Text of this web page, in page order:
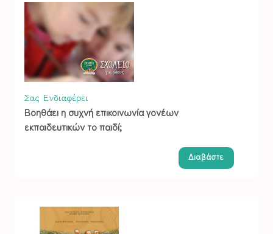
Σας Ενδιαφέρει
Βοηθάει η συχνή επικοινωνία γονέων
εκπαιδευτικών το παιδί;
Διαβάστε